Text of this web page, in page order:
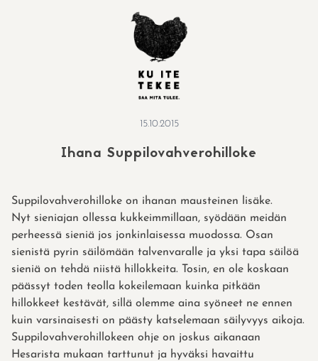
15.10.2015
Ihana Suppilovahverohilloke
Suppilovahverohilloke on ihanan mausteinen lisäke.
Nyt sieniajan ollessa kukkeimmillaan, syödään meidän
perheessä sieniä jos jonkinlaisessa muodossa. Osan
sienistä pyrin säilömään talvenvaralle ja yksi tapa säilöä
sieniä on tehdä niistä hillokkeita. Tosin, en ole koskaan
päässyt toden teolla kokeilemaan kuinka pitkään
hillokkeet kestävät, sillä olemme aina syöneet ne ennen
kuin varsinaisesti on päästy katselemaan säilyvyys aikoja.
Suppilovahverohillokeen ohje on joskus aikanaan
Hesarista mukaan tarttunut ja hyväksi havaittu